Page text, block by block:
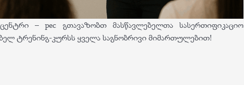
– pec გთავაზობთ მასწავლებელთა სასერთიფიკაციო
ტრენინგ-კურსს ყველა საგნობრივი მიმართულებით!